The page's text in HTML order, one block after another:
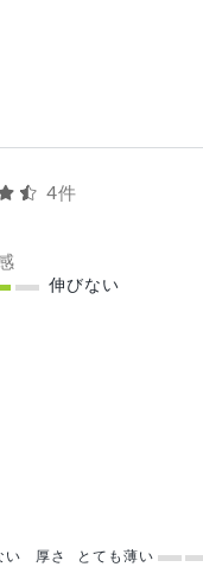
4件
伸びない
い 厚さ とても薄い